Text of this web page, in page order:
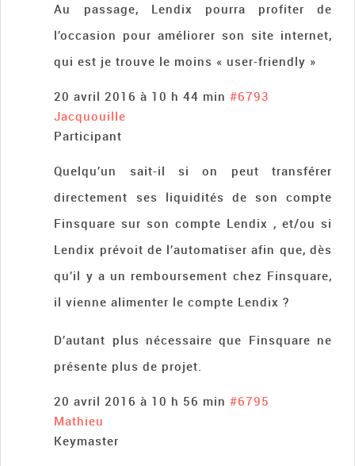
Au passage, Lendix pourra profiter de
l’occasion pour améliorer son site internet,
qui est je trouve le moins « user-friendly »
20 avril 2016 à 10 h 44 min #6793
Jacquouille
Participant
Quelqu’un sait-il si on peut transférer
directement ses liquidités de son compte
Finsquare sur son compte Lendix , et/ou si
Lendix prévoit de l’automatiser afin que, dès
qu’il y a un remboursement chez Finsquare,
il vienne alimenter le compte Lendix ?
D’autant plus nécessaire que Finsquare ne
présente plus de projet.
20 avril 2016 à 10 h 56 min #6795
Mathieu
Keymaster